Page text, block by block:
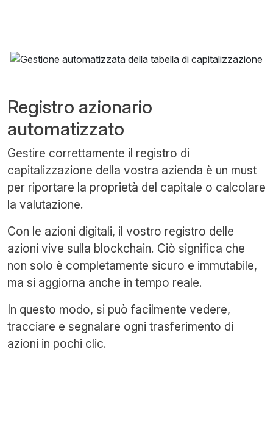
Registro azionario
automatizzato
Gestire correttamente il registro di
capitalizzazione della vostra azienda è un must
per riportare la proprietà del capitale o calcolare
la valutazione.
Con le azioni digitali, il vostro registro delle
azioni vive sulla blockchain. Ciò significa che
non solo è completamente sicuro e immutabile,
ma si aggiorna anche in tempo reale.
In questo modo, si può facilmente vedere,
tracciare e segnalare ogni trasferimento di
azioni in pochi clic.